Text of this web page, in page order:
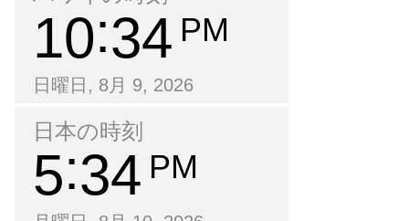
10 34 PM
日曜日, 8月 9, 2026
日本の時刻
5 34 PM